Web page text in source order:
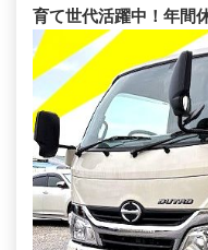
育て世代活躍中！年間